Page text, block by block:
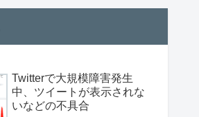
Twitterで大規模障害発生
中、ツイートが表示されな
いなどの不具合